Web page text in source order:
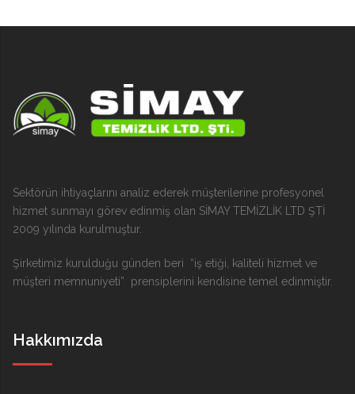
Sektörün ihtiyaçlarını analiz ederek müşterilerine profesyonel
hizmet sunmayı görev edinmiş olan SİMAY TEMİZLİK LTD ŞTİ
2009 yılında kurulmuştur.
Şirketimiz kurulduğu günden beri “iş etiği, kaliteli hizmet ve
müşteri memnuniyeti” prensiplerini kendisine temel edinmiştir.
Hakkımızda